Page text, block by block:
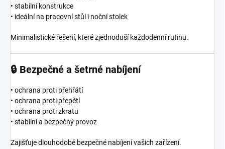
• stabilní konstrukce
• ideální na pracovní stůl i noční stolek
Minimalistické řešení, které zjednoduší každodenní rutinu.
🔒 Bezpečné a šetrné nabíjení
• ochrana proti přehřátí
• ochrana proti přepětí
• ochrana proti zkratu
• stabilní a bezpečný provoz
Zajišťuje dlouhodobě bezpečné nabíjení vašich zařízení.